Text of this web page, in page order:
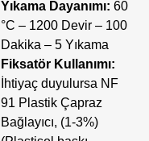
Yıkama Dayanımı: 60
°C – 1200 Devir – 100
Dakika – 5 Yıkama
Fiksatör Kullanımı:
İhtiyaç duyulursa NF
91 Plastik Çapraz
Bağlayıcı, (1-3%)